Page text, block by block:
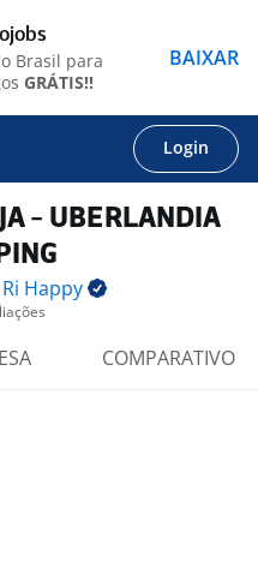
Login
- UBERLANDIA
Happy
COMPARATIVO
Brasil para
GRÁTIS!!
BAIXAR